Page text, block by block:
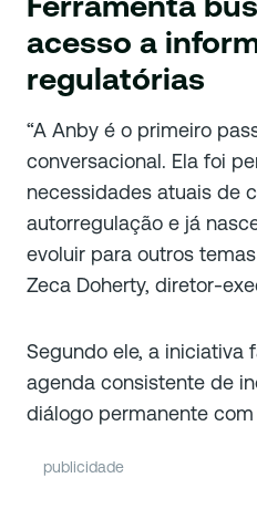
acesso a
regulatórias
“A Anby é o primeiro
conversacional. Ela foi
necessidades atuais de
autorregulação e já
evoluir para outros
Zeca Doherty, diretor-
Segundo ele, a iniciativa
agenda consistente de
diálogo permanente
publicidade